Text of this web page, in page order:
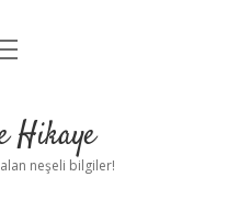
Uyarı
Hikaye
neşeli bilgiler!